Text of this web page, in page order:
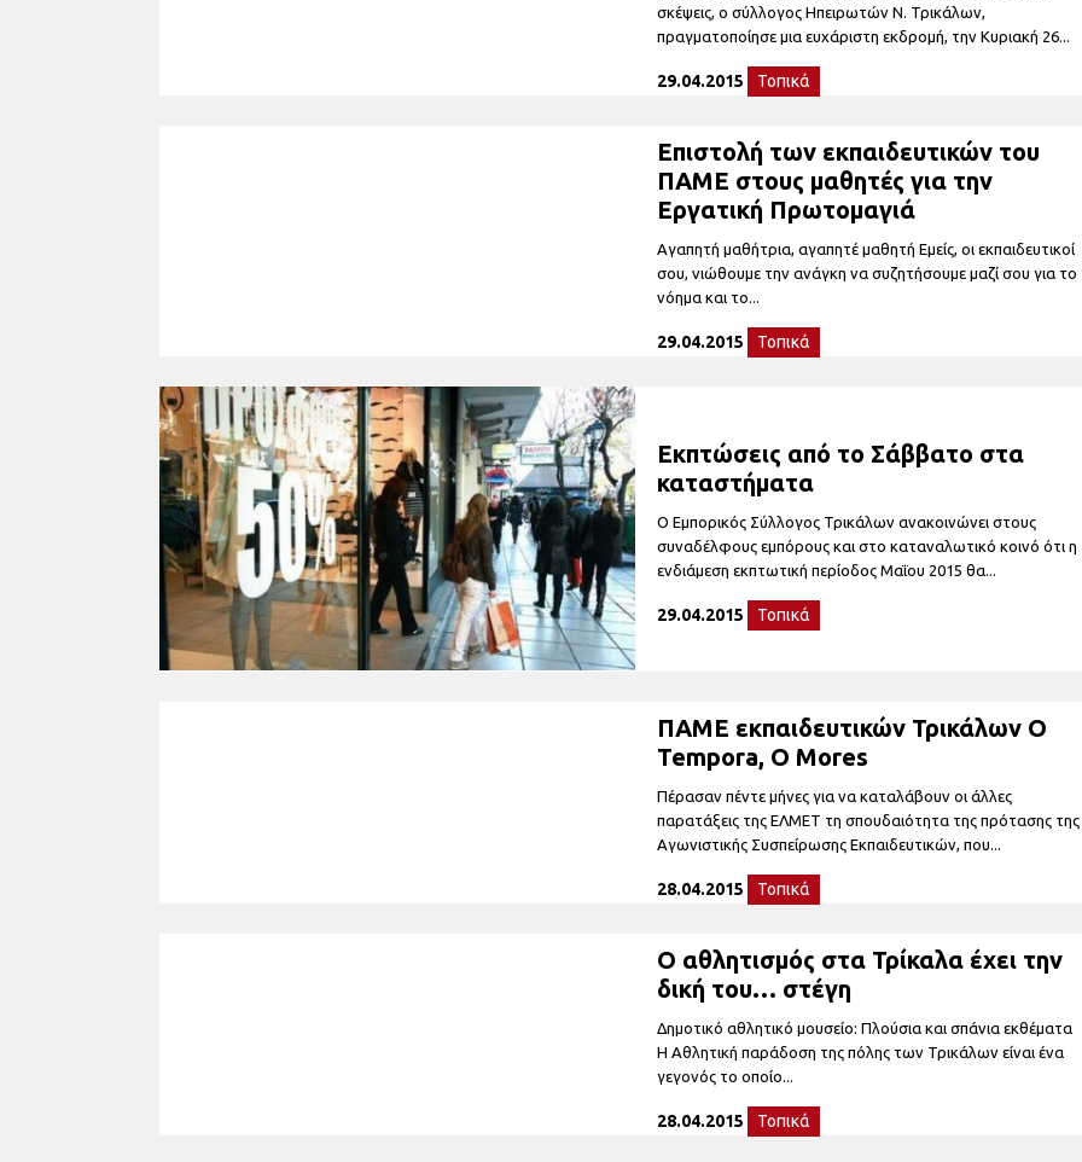
σκέψεις, ο σύλλογος Ηπειρωτών Ν. Τρικάλων,
πραγματοποίησε μια ευχάριστη εκδρομή, την Κυριακή 26...
29.04.2015 Τοπικά
Επιστολή των εκπαιδευτικών του
ΠΑΜΕ στους μαθητές για την
Εργατική Πρωτομαγιά
Αγαπητή μαθήτρια, αγαπητέ μαθητή Εμείς, οι εκπαιδευτικοί
σου, νιώθουμε την ανάγκη να συζητήσουμε μαζί σου για το
νόημα και το...
29.04.2015 Τοπικά
Εκπτώσεις από το Σάββατο στα
καταστήματα
Ο Εμπορικός Σύλλογος Τρικάλων ανακοινώνει στους
συναδέλφους εμπόρους και στο καταναλωτικό κοινό ότι η
ενδιάμεση εκπτωτική περίοδος Μαΐου 2015 θα...
29.04.2015 Τοπικά
ΠΑΜΕ εκπαιδευτικών Τρικάλων O
Tempora, O Mores
Πέρασαν πέντε μήνες για να καταλάβουν οι άλλες
παρατάξεις της ΕΛΜΕΤ τη σπουδαιότητα της πρότασης της
Αγωνιστικής Συσπείρωσης Εκπαιδευτικών, που...
28.04.2015 Τοπικά
Ο αθλητισμός στα Τρίκαλα έχει την
δική του… στέγη
Δημοτικό αθλητικό μουσείο: Πλούσια και σπάνια εκθέματα
Η Αθλητική παράδοση της πόλης των Τρικάλων είναι ένα
γεγονός το οποίο...
28.04.2015 Τοπικά